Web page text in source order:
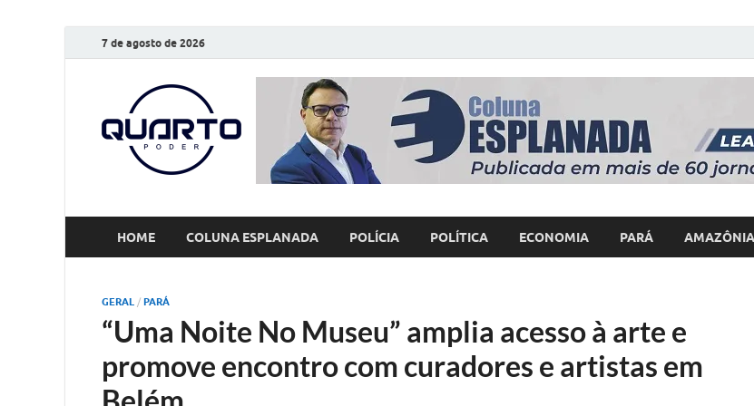
7 de agosto de 2026
O Quarto Poder
Notícias todos os dias
HOME COLUNA ESPLANADA POLÍCIA POLÍTICA ECONOMIA PARÁ AMAZÔNIA
GERAL / PARÁ
“Uma Noite No Museu” amplia acesso à arte e
promove encontro com curadores e artistas em